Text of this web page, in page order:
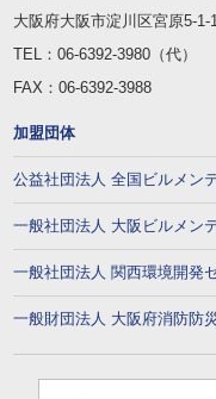
大阪府大阪市淀川区宮原5-
TEL：06-6392-3980 （代）
FAX：06-6392-3988
加盟団体
公益社団法人 全国ビルメン
一般社団法人 大阪ビルメン
一般社団法人 関西環境開発
一般財団法人 大阪府消防防